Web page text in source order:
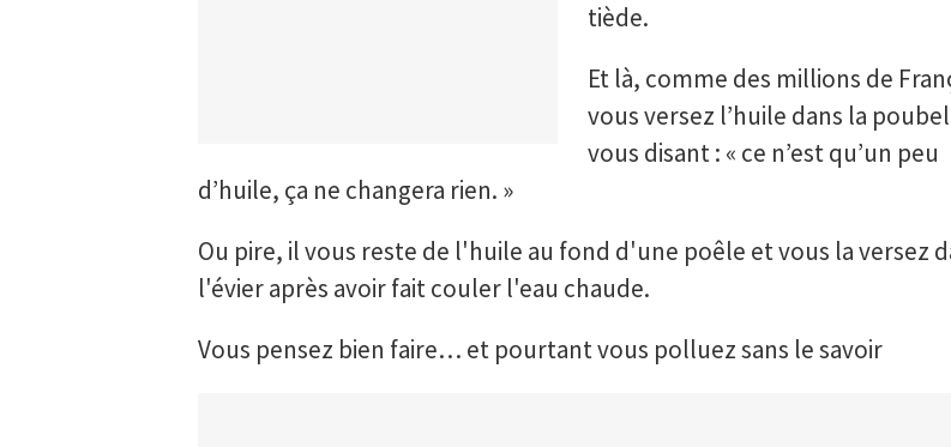
tiède.
Et là, comme des millions de
vous versez l’huile dans la
vous disant : « ce n’est qu’un peu
d’huile, ça ne changera rien. »
Ou pire, il vous reste de l'huile au fond d'une poêle et vous la versez
l'évier après avoir fait couler l'eau chaude.
Vous pensez bien faire… et pourtant vous polluez sans le savoir